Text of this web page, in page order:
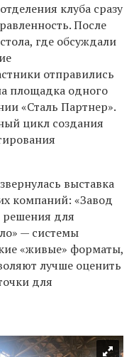
клуба сразу
После
где обсуждали
отправились
площадка одного
«Сталь Партнер».
цикл создания
выставка
компаний: «Завод
для
— системы
«живые» форматы,
лучше оценить
для